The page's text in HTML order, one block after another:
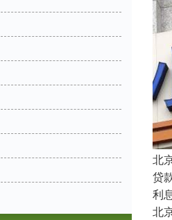
北
贷
利
北